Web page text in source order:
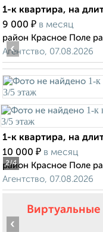
1-к квартира, на
9 000 ₽ в месяц
район Красное Поле
Агентство, 07.08.2026
2/4
‹
1-к квартира, на
10 000 ₽ в месяц
район Красное Поле
Агентство, 07.08.2026
‹